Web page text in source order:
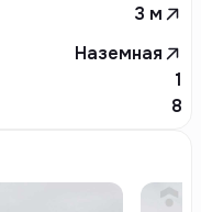
3 м
Наземная
1
8